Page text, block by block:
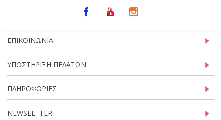
ΕΠΙΚΟΙΝΩΝΊΑ
ΥΠΟΣΤΉΡΙΞΗ ΠΕΛΑΤΏΝ
ΠΛΗΡΟΦΟΡΊΕΣ
NEWSLETTER